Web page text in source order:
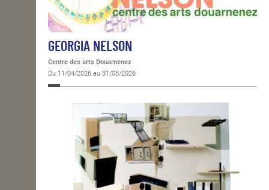
GEORGIA NELSON
Centre des arts Douarnenez
Du 11/04/2026 au 31/05/2026